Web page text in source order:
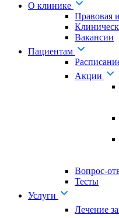
О клинике
Правовая
Вакансии
Пациентам
Акции
Вопрос-
Тесты
Услуги
Лечение